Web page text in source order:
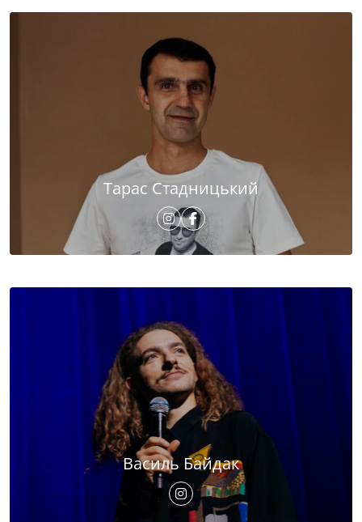
Тарас Стадницький
Василь Байдак